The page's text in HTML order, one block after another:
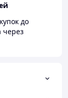
до
через